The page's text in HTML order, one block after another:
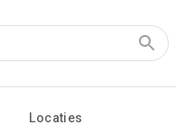
Locaties